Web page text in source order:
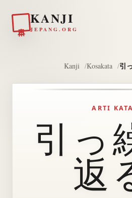
KANJI
JEPANG.ORG
Kanji Kosakata 引
ARTI KATA
引っ
返